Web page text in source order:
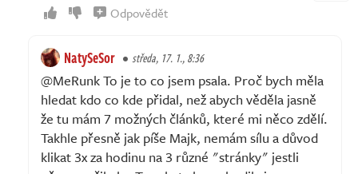
Odpovědět
NatySeSor středa, 17. 1., 8:36
@MeRunk To je to co jsem psala. Proč bych měla
hledat kdo co kde přidal, než abych věděla jasně
že tu mám 7 možných článků, které mi něco zdělí.
Takhle přesně jak píše Majk, nemám sílu a důvod
klikat 3x za hodinu na 3 různé "stránky" jestli